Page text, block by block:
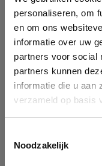
personaliseren, om
en om ons
informatie over uw
partners voor social
partners kunnen
informatie die u aan
verzameld op basis
Noodzakelijk
Company
Identification
Please fill in
You can search a
enterprise ID. When a
form. If you don't find
service.
See details
Ok